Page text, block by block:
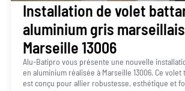
Installation de volet
aluminium gris
Marseille 13006
Alu-Batipro vous présente une nouvelle
en aluminium réalisée à Marseille 13006. Ce
est conçu pour allier robustesse, esthétique et